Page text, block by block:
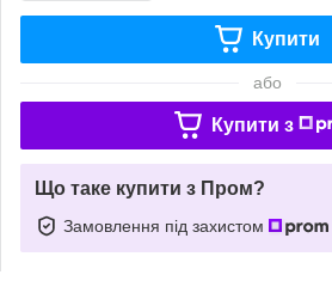
Купити
або
Купити з
Що таке купити з Пром?
Замовлення під захистом